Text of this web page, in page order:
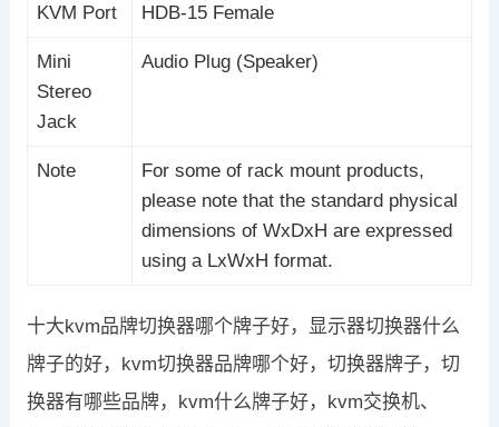
KVM Port HDB-15 Female
Mini
Stereo
Jack
Audio Plug (Speaker)
Note
For some of rack mount products,
please note that the standard physical
dimensions of WxDxH are expressed
using a LxWxH format.
十大kvm品牌切换器哪个牌子好，显示器切换器什么
牌子的好，kvm切换器品牌哪个好，切换器牌子，切
换器有哪些品牌，kvm什么牌子好，kvm交换机、